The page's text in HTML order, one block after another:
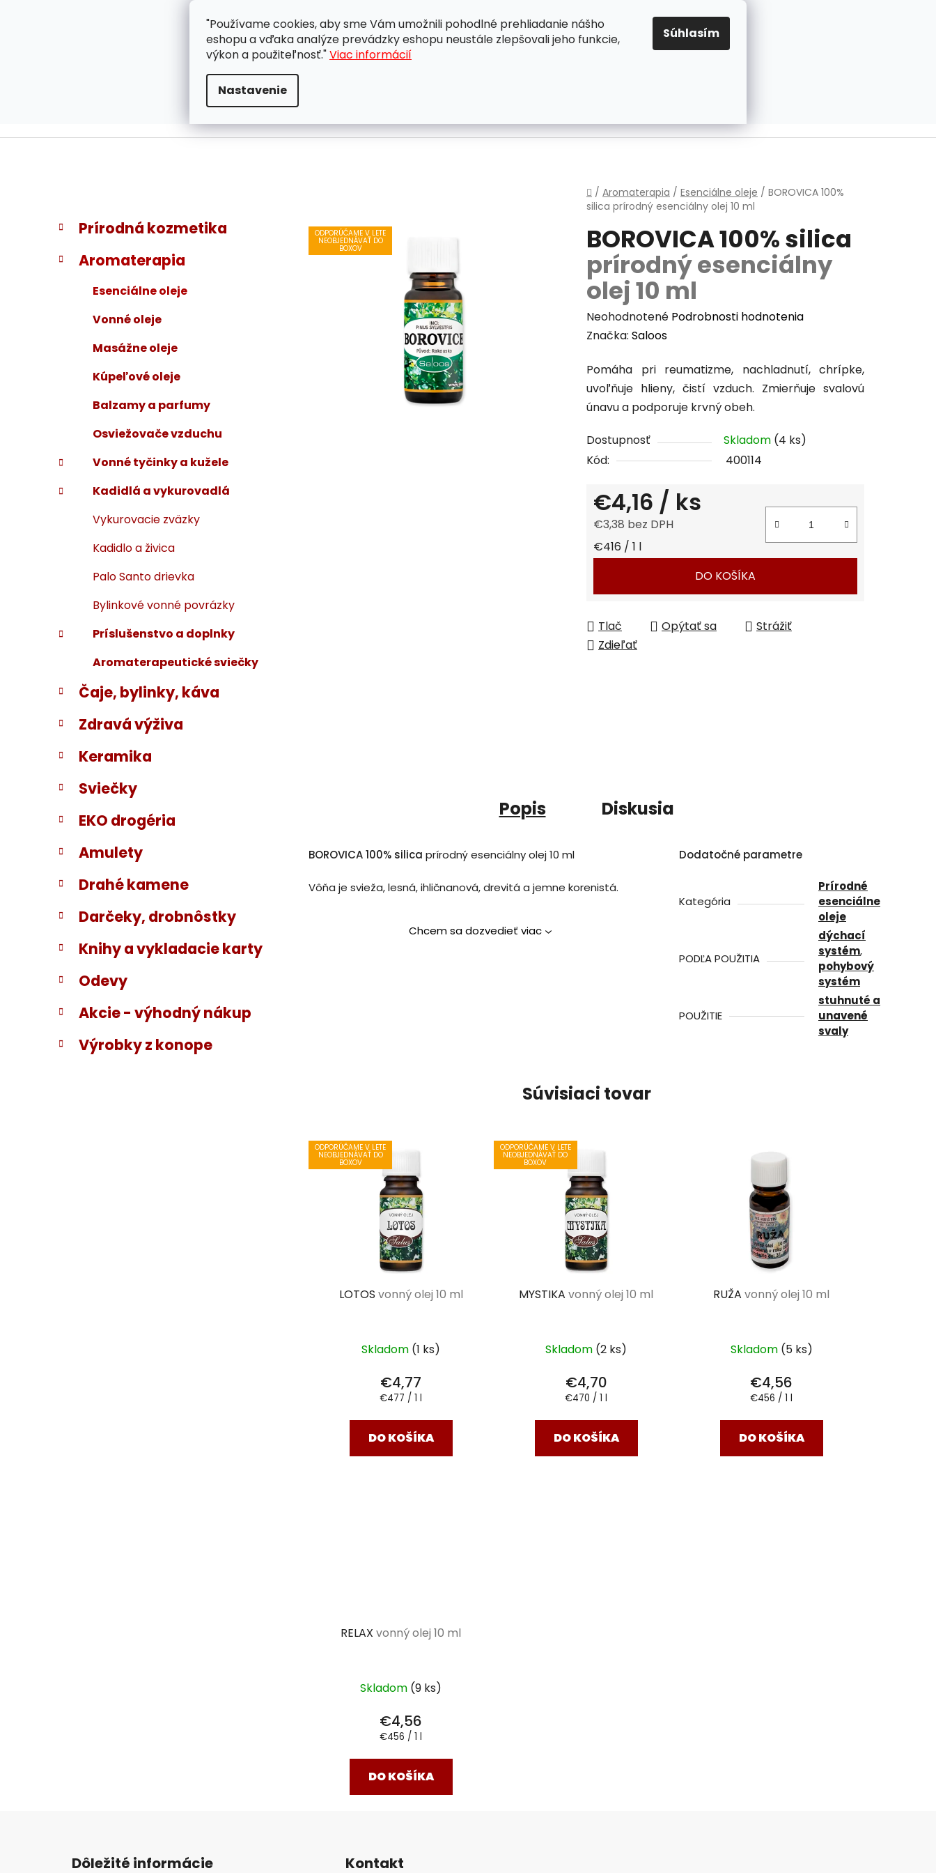
"Používame cookies, aby sme Vám umožnili pohodlné prehliadanie nášho
eshopu a vďaka analýze prevádzky eshopu neustále zlepšovali jeho funkcie,
výkon a použiteľnosť."Viac informácií
Nastavenie
Súhlasím
ZÁKAZNÍCKA PODPORA OBCHODNÉ PODMIENKY OCHRANA OSOBNÝCH ÚDAJOV PRAVIDLÁ PRE COOKIES
EUR
Domov
/ Aromaterapia / Esenciálne oleje / BOROVICA 100%
silica prírodný esenciálny olej 10 ml
B
č
Preskočiť
kategórie
K
a
t
e
Prírodná kozmetika
Aromaterapia
Esenciálne oleje
Vonné oleje
Masážne oleje
Kúpeľové oleje
Balzamy a parfumy
Osviežovače vzduchu
Vonné tyčinky a kužele
Kadidlá a vykurovadlá
Vykurovacie zväzky
Kadidlo a živica
Palo Santo drievka
Bylinkové vonné povrázky
Príslušenstvo a doplnky
Aromaterapeutické sviečky
Čaje, bylinky, káva
Zdravá výživa
Keramika
Sviečky
EKO drogéria
Amulety
Drahé kamene
Darčeky, drobnôstky
Knihy a vykladacie karty
Odevy
Akcie - výhodný nákup
Výrobky z konope
BOROVICA 100% silica
prírodný esenciálny
olej 10 ml
Priemerné
hodnotenie
je
0,0
z
hviezdičiek.
Neohodnotené Podrobnosti hodnotenia
Značka: Saloos
Pomáha pri reumatizme, nachladnutí, chrípke,
uvoľňuje hlieny, čistí vzduch. Zmierňuje svalovú
únavu a podporuje krvný obeh.
Dostupnosť Skladom (4 ks)
Kód:
400114
€4,16 / ks
€3,38 bez DPH
Jednotková cena:
€416 / 1 l
DO KOŠÍKA
Tlač Opýtať sa
Strážiť
Zdieľať
ODPORÚČAME V LETE
NEOBJEDNÁVAŤ DO
BOXOV
Popis Diskusia
BOROVICA 100% silica prírodný esenciálny olej 10 ml
Vôňa je svieža, lesná, ihličnanová, drevitá a jemne korenistá.
Chcem sa dozvedieť viac
Dodatočné parametre
Kategória
Prírodné
esenciálne
oleje
PODĽA POUŽITIA
dýchací
systém,
pohybový
systém
POUŽITIE
stuhnuté a
unavené
svaly
Súvisiaci tovar
ODPORÚČAME V LETE
NEOBJEDNÁVAŤ DO
BOXOV
LOTOS vonný olej 10 ml
Skladom (1 ks)
€4,77
Jednotková
€477 / 1 l
DO KOŠÍKA
ODPORÚČAME V LETE
NEOBJEDNÁVAŤ DO
BOXOV
MYSTIKAvonný olej 10 ml
Skladom (2 ks)
€4,70
Jednotková
€470 / 1 l
DO KOŠÍKA
RUŽAvonný olej 10 ml
Skladom (5 ks)
€4,56
Jednotková
€456 / 1 l
DO KOŠÍKA
RELAXvonný olej 10 ml
Skladom (9 ks)
€4,56
Jednotková
€456 / 1 l
DO KOŠÍKA
Dôležité informácie Kontakt